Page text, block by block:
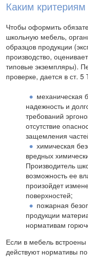
Каким
Чтобы оформить
школьную мебель,
образцов продукции
производство,
типовые экземпляры).
проверке, дается в ст.
механическая
надежность и
требований
отсутствие
защемления
химическая
вредных
Производитель
возможность ее
произойдет
поверхностей;
пожарная
продукции
нормативам
Если в мебель
действуют нормативы